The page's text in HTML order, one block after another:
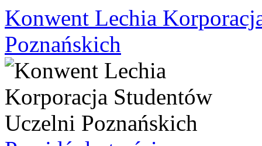
Konwent Lechia
Poznańskich